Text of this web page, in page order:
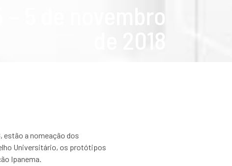
– 5 de novembro
de 2018
estão a nomeação dos
Universitário, os protótipos
Ipanema.